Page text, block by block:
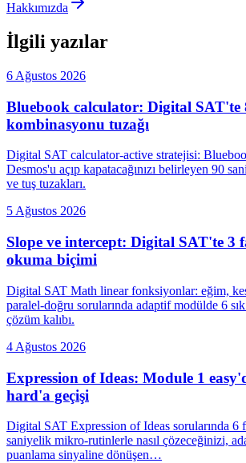
Hakkımızda
İlgili yazılar
6 Ağustos 2026
Bluebook calculator: Digital SAT'te
kombinasyonu tuzağı
Digital SAT calculator-active stratejisi:
Desmos'u açıp kapatacağınızı belirleyen 90
ve tuş tuzakları.
5 Ağustos 2026
Slope ve intercept: Digital SAT'te 3
okuma biçimi
Digital SAT Math linear fonksiyonlar: eğim,
paralel-doğru sorularında adaptif modülde 6
çözüm kalıbı.
4 Ağustos 2026
Expression of Ideas: Module 1
hard'a geçişi
Digital SAT Expression of Ideas sorularında 6
saniyelik mikro-rutinlerle nasıl çözeceğinizi,
puanlama sinyaline dönüşen…